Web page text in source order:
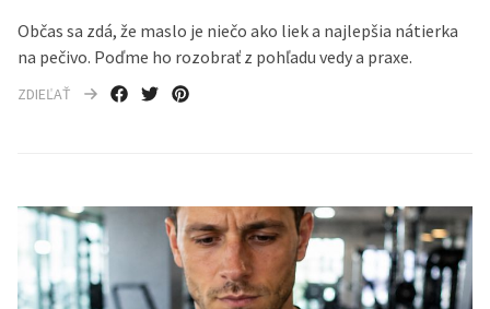
Občas sa zdá, že maslo je niečo ako liek a najlepšia nátierka
na pečivo. Poďme ho rozobrať z pohľadu vedy a praxe.
ZDIEĽAŤ